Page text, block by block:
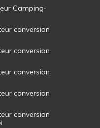
Camping-
conversion
conversion
conversion
conversion
conversion